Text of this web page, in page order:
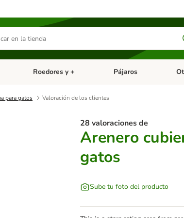
Dieta Vet.
Menú de categoria abierto: Antiparasitarios
Roedores y + Menú de categoria
Pájaros
para gatos Valoración de los clientes
28 valoraciones de
Arenero
gatos
Sube tu foto del producto